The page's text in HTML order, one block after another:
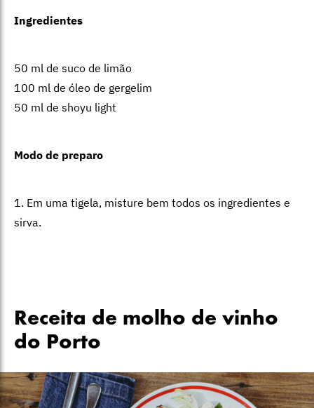
Ingredientes
50 ml de suco de limão
100 ml de óleo de gergelim
50 ml de shoyu light
Modo de preparo
1. Em uma tigela, misture bem todos os ingredientes e
sirva.
Receita de molho de vinho
do Porto